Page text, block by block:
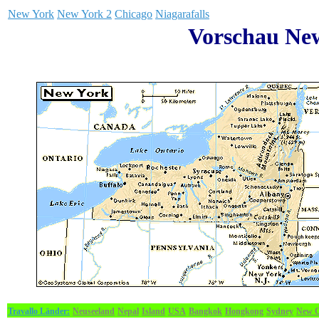
New York New York 2 Chicago Niagarafalls
Vorschau
Travallo Länder: Neuseeland Nepal Island USA Bangkok Hongkong Sydney New